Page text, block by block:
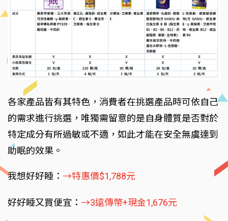
各家產品皆有其特色，消費者在挑選產品時可依自己
的需求進行挑選，唯獨需留意的是自身體質是否對於
特定成分有所過敏或不適，如此才能在安全無虞達到
助眠的效果。
我想好好睡： →特惠價$1,788元
好好睡又買便宜： →3遠傳幣+現金1,676元